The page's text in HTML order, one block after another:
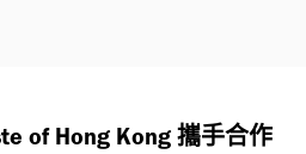
of Hong Kong 攜手合作